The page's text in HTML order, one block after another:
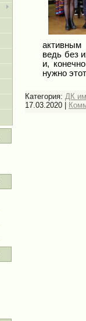
активным
ведь без
и,
нужно
Категория: ДК
17.03.2020 |